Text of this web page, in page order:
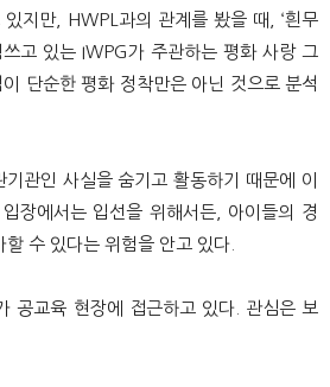
지만, HWPL과의 관계를 봤을 때, ‘흰무
쓰고 있는 IWPG가 주관하는 평화 사랑 그
단순한 평화 정착만은 아닌 것으로 분석
관인 사실을 숨기고 활동하기 때문에 이
장에서는 입선을 위해서든, 아이들의 경
수 있다는 위험을 안고 있다.
공교육 현장에 접근하고 있다. 관심은 보